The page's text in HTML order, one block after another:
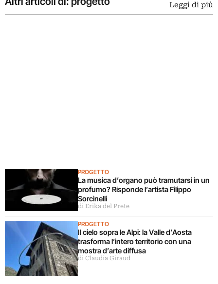
Leggi di più
PROGETTO
La musica d’organo può tramutarsi in un
profumo? Risponde l’artista Filippo
Sorcinelli
di Erika del Prete
PROGETTO
Il cielo sopra le Alpi: la Valle d’Aosta
trasforma l’intero territorio con una
mostra d’arte diffusa
di Claudia Giraud